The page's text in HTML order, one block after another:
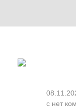
с нет